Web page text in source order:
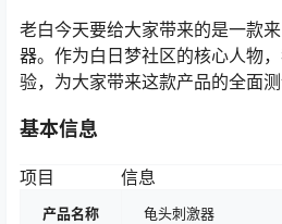
老白今天要给大家带来的是一款
器。作为白日梦社区的核心人物
验，为大家带来这款产品的全面测
基本信息
项目 信息
产品名称 龟头刺激器